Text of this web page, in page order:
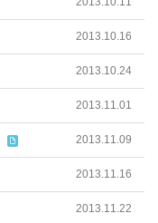
2013.10.16
2013.10.24
2013.11.01
2013.11.09
2013.11.16
2013.11.22